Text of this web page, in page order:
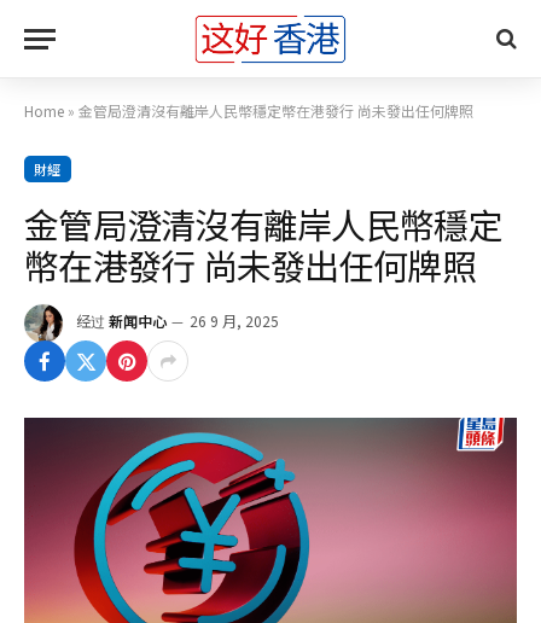
Home » 金管局澄清沒有離岸人民幣穩定幣在港發行 尚未發出任何牌照
財經
金管局澄清沒有離岸人民幣穩定
幣在港發行 尚未發出任何牌照
经过 新闻中心 26 9 月, 2025